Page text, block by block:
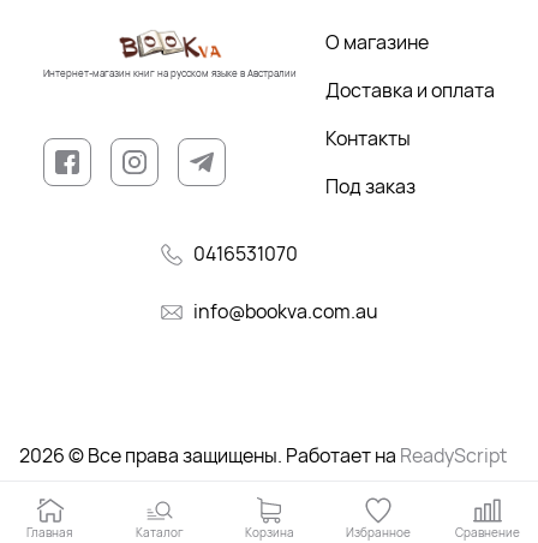
Интернет-магазин книг на русском языке в Австралии
О магазине
Доставка и оплата
Контакты
Под заказ
0416531070
info@bookva.com.au
2026 © Все права защищены. Работает на ReadyScript
Главная Каталог Корзина Избранное Сравнение